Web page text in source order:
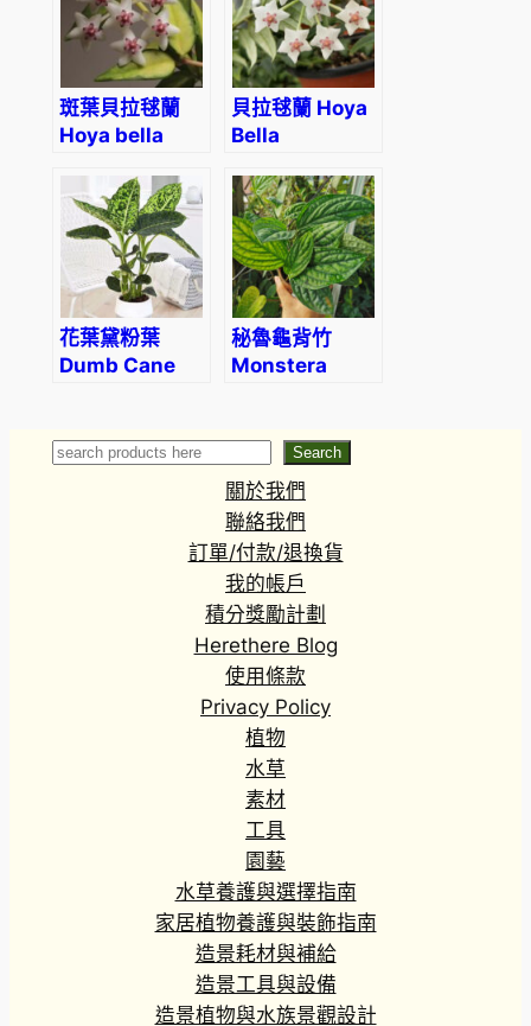
斑葉貝拉毬蘭
Hoya bella
Variegated
‘Luis Bois’
貝拉毬蘭 Hoya
Bella
花葉黛粉葉
Dumb Cane
秘魯龜背竹
Monstera
Search Search
關於我們
聯絡我們
訂單/付款/退換貨
我的帳戶
積分獎勵計劃
Herethere Blog
使用條款
Privacy Policy
植物
水草
素材
工具
園藝
水草養護與選擇指南
家居植物養護與裝飾指南
造景耗材與補給
造景工具與設備
造景植物與水族景觀設計